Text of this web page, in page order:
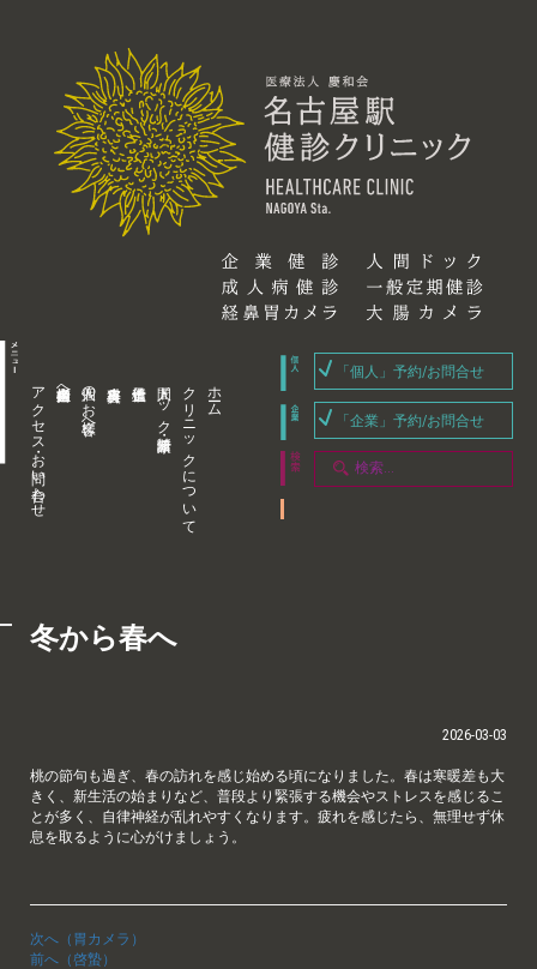
アクセス・お問い合わせ 企業内担当者様へ 個人のお客様へ 人間ドック・健康診断 クリニックについて ホーム
「個人」予約/お問合せ
「企業」予約/お問合せ
冬から春へ
2026-03-03
桃の節句も過ぎ、春の訪れを感じ始める頃になりました。春は寒暖差も大
きく、新生活の始まりなど、普段より緊張する機会やストレスを感じるこ
とが多く、自律神経が乱れやすくなります。疲れを感じたら、無理せず休
息を取るように心がけましょう。
次へ（胃カメラ）
前へ（啓蟄）